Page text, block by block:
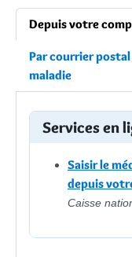
Depuis votre
Par courrier postal
maladie
Services en
Saisir le
depuis
Caisse